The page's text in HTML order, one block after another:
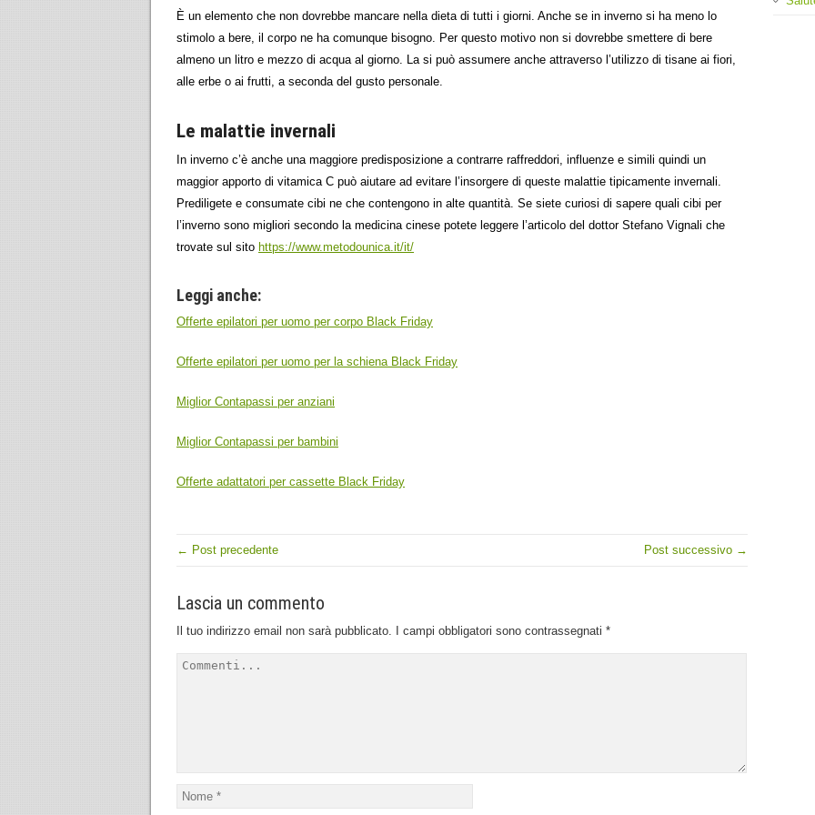
È un elemento che non dovrebbe mancare nella dieta di tutti i giorni. Anche se in inverno si ha meno lo
stimolo a bere, il corpo ne ha comunque bisogno. Per questo motivo non si dovrebbe smettere di bere
almeno un litro e mezzo di acqua al giorno. La si può assumere anche attraverso l’utilizzo di tisane ai fiori,
alle erbe o ai frutti, a seconda del gusto personale.
Le malattie invernali
In inverno c’è anche una maggiore predisposizione a contrarre raffreddori, influenze e simili quindi un
maggior apporto di vitamica C può aiutare ad evitare l’insorgere di queste malattie tipicamente invernali.
Prediligete e consumate cibi ne che contengono in alte quantità. Se siete curiosi di sapere quali cibi per
l’inverno sono migliori secondo la medicina cinese potete leggere l’articolo del dottor Stefano Vignali che
trovate sul sito https://www.metodounica.it/it/
Leggi anche:
Offerte epilatori per uomo per corpo Black Friday
Offerte epilatori per uomo per la schiena Black Friday
Miglior Contapassi per anziani
Miglior Contapassi per bambini
Offerte adattatori per cassette Black Friday
← Post precedente Post successivo →
Lascia un commento
Il tuo indirizzo email non sarà pubblicato. I campi obbligatori sono contrassegnati *